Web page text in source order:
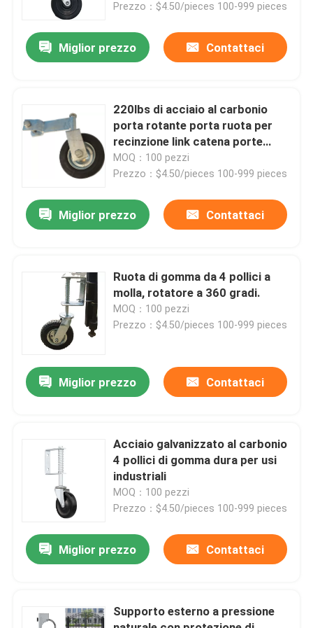
Casa
Chi siamo
Fatory Tour
Controllo di qualità
Contattaci
Richiedere un preventivo
Organizzatore per il deposito domestico
Prezzo：$4.50/pieces 100-999 pieces
Miglior prezzo Contattaci
220lbs di acciaio al carbonio
porta rotante porta ruota per
recinzione link catena porte
scorrevoli
MOQ：100 pezzi
Prezzo：$4.50/pieces 100-999 pieces
Miglior prezzo Contattaci
Ruota di gomma da 4 pollici a
molla, rotatore a 360 gradi.
MOQ：100 pezzi
Prezzo：$4.50/pieces 100-999 pieces
Miglior prezzo Contattaci
Acciaio galvanizzato al carbonio
4 pollici di gomma dura per usi
industriali
MOQ：100 pezzi
Prezzo：$4.50/pieces 100-999 pieces
Miglior prezzo Contattaci
Supporto esterno a pressione